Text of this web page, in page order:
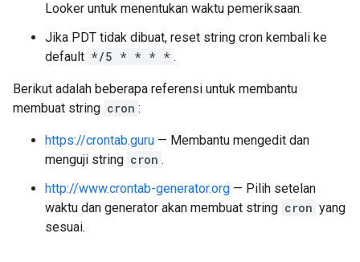
Looker untuk menentukan waktu pemeriksaan.
Jika PDT tidak dibuat, reset string cron kembali ke
default */5 * * * * .
Berikut adalah beberapa referensi untuk membantu
membuat string cron :
https://crontab.guru — Membantu mengedit dan
menguji string cron .
http://www.crontab-generator.org — Pilih setelan
waktu dan generator akan membuat string cron yang
sesuai.